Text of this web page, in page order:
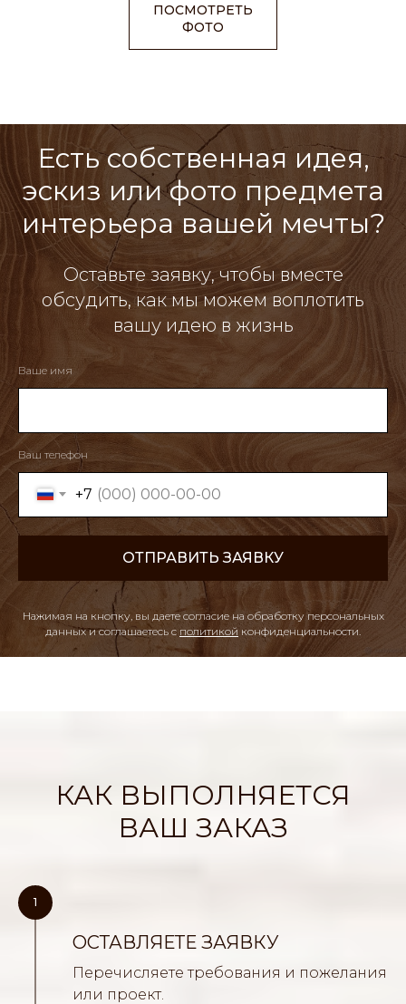
ПОСМОТРЕТЬ
ФОТО
Есть собственная идея,
эскиз или фото предмета
интерьера вашей мечты?
Оставьте заявку, чтобы вместе
обсудить, как мы можем воплотить
вашу идею в жизнь
Ваше имя
Ваш телефон
+7
ОТПРАВИТЬ ЗАЯВКУ
Нажимая на кнопку, вы даете согласие на обработку персональных
данных и соглашаетесь c политикой конфиденциальности
КАК ВЫПОЛНЯЕТСЯ
ВАШ ЗАКАЗ
1
ОСТАВЛЯЕТЕ ЗАЯВКУ
Перечисляете требования и пожелания
или проект.